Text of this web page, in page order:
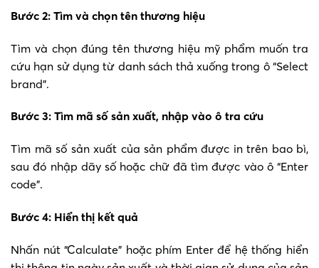
Bước 2: Tìm và chọn tên thương hiệu
Tìm và chọn đúng tên thương hiệu mỹ phẩm muốn tra
cứu hạn sử dụng từ danh sách thả xuống trong ô “Select
brand”.
Bước 3: Tìm mã số sản xuất, nhập vào ô tra cứu
Tìm mã số sản xuất của sản phẩm được in trên bao bì,
sau đó nhập dãy số hoặc chữ đã tìm được vào ô “Enter
code”.
Bước 4: Hiển thị kết quả
Nhấn nút “Calculate” hoặc phím Enter để hệ thống hiển